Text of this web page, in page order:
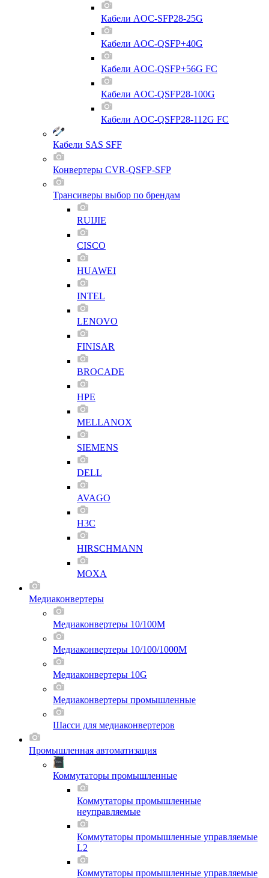
Кабели AOC-SFP28-25G
Кабели AOC-QSFP+40G
Кабели AOC-QSFP+56G FC
Кабели AOC-QSFP28-100G
Кабели AOC-QSFP28-112G FC
Кабели SAS SFF
Конвертеры CVR-QSFP-SFP
Трансиверы выбор по брендам
RUIJIE
CISCO
HUAWEI
INTEL
LENOVO
FINISAR
BROCADE
HPE
MELLANOX
SIEMENS
DELL
AVAGO
H3C
HIRSCHMANN
MOXA
Медиаконвертеры
Медиаконвертеры 10/100M
Медиаконвертеры 10/100/1000M
Медиаконвертеры 10G
Медиаконвертеры промышленные
Шасси для мeдиаконвертеров
Промышленная автоматизация
Коммутаторы промышленные
Коммутаторы промышленные
неуправляемые
Коммутаторы промышленные управляемые
L2
Коммутаторы промышленные управляемые